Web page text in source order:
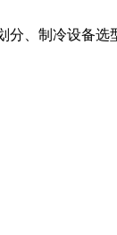
分、制冷设备选